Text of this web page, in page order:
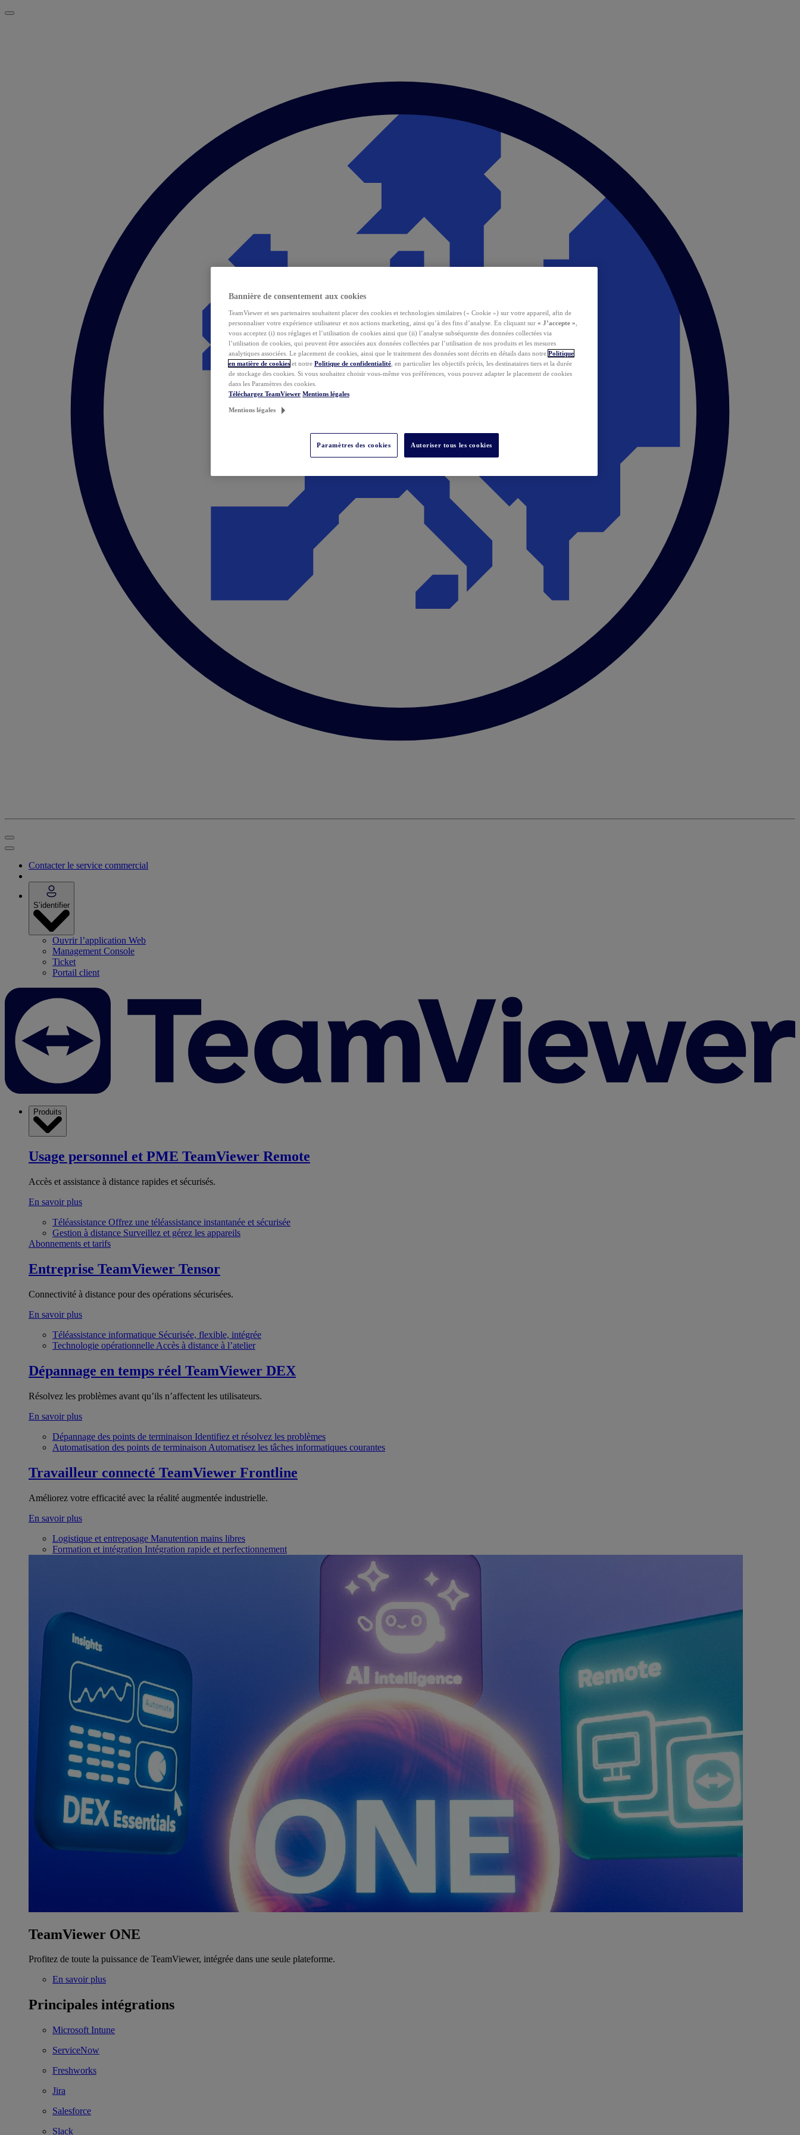
Contacter le service commercial
S’identifier
Ouvrir l’application Web
Management Console
Ticket
Portail client
Produits
Usage personnel et PME TeamViewer Remote
Accès et assistance à distance rapides et sécurisés.
En savoir plus
Téléassistance Offrez une téléassistance instantanée et sécurisée
Gestion à distance Surveillez et gérez les appareils
Abonnements et tarifs
Entreprise TeamViewer Tensor
Connectivité à distance pour des opérations sécurisées.
En savoir plus
Téléassistance informatique Sécurisée, flexible, intégrée
Technologie opérationnelle Accès à distance à l’atelier
Dépannage en temps réel TeamViewer DEX
Résolvez les problèmes avant qu’ils n’affectent les utilisateurs.
En savoir plus
Dépannage des points de terminaison Identifiez et résolvez les problèmes
Automatisation des points de terminaison Automatisez les tâches informatiques courantes
Travailleur connecté TeamViewer Frontline
Améliorez votre efficacité avec la réalité augmentée industrielle.
En savoir plus
Logistique et entreposage Manutention mains libres
Formation et intégration Intégration rapide et perfectionnement
TeamViewer ONE
Profitez de toute la puissance de TeamViewer, intégrée dans une seule plateforme.
En savoir plus
Principales intégrations
Microsoft Intune
ServiceNow
Freshworks
Jira
Salesforce
Slack
Bannière de consentement aux cookies
TeamViewer et ses partenaires souhaitent placer des cookies et technologies similaires (« Cookie ») sur votre appareil, afin de
personnaliser votre expérience utilisateur et nos actions marketing, ainsi qu’à des fins d’analyse. En cliquant sur « J’accepte »
vous acceptez (i) nos réglages et l’utilisation de cookies ainsi que (ii) l’analyse subséquente des données collectées via
l’utilisation de cookies, qui peuvent être associées aux données collectées par l’utilisation de nos produits et les mesures
analytiques associées. Le placement de cookies, ainsi que le traitement des données sont décrits en détails dans notre Politique
en matière de cookies et notre Politique de confidentialité , en particulier les objectifs précis, les destinataires tiers et la durée
de stockage des cookies. Si vous souhaitez choisir vous-même vos préférences, vous pouvez adapter le placement de cookies
dans les Paramètres des cookies.
Téléchargez TeamViewer Mentions légales
Mentions légales
Paramètres des cookies Autoriser tous les cookies